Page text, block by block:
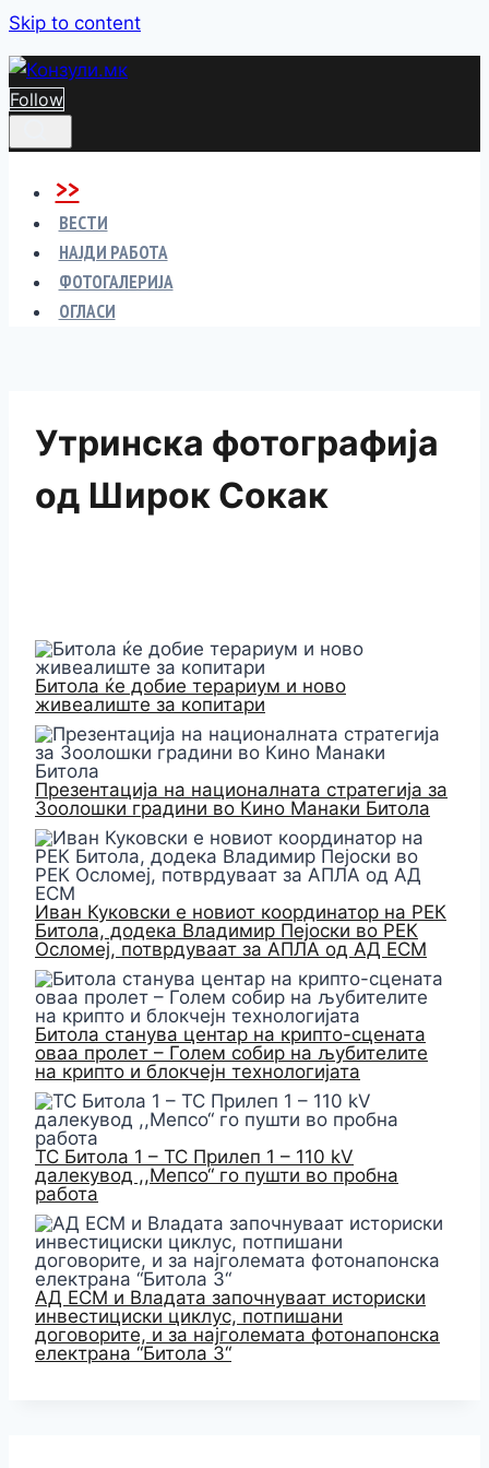
Skip to content
Follow
>>
ВЕСТИ
НАЈДИ РАБОТА
ФОТОГАЛЕРИЈА
ОГЛАСИ
Утринска фотографија
од Широк Сокак
Битола ќе добие терариум и ново
живеалиште за копитари
Презентација на националната стратегија за
Зоолошки градини во Кино Манаки Битола
Иван Куковски е новиот координатор на РЕК
Битола, додека Владимир Пејоски во РЕК
Осломеј, потврдуваат за АПЛА од АД ЕСМ
Битола станува центар на крипто-сцената
оваа пролет – Голем собир на љубителите
на крипто и блокчејн технологијата
ТС Битола 1 – ТС Прилеп 1 – 110 kV
далекувод ,,Мепсо“ го пушти во пробна
работа
АД ЕСМ и Владата започнуваат историски
инвестициски циклус, потпишани
договорите, и за најголемата фотонапонска
електрана “Битола 3“